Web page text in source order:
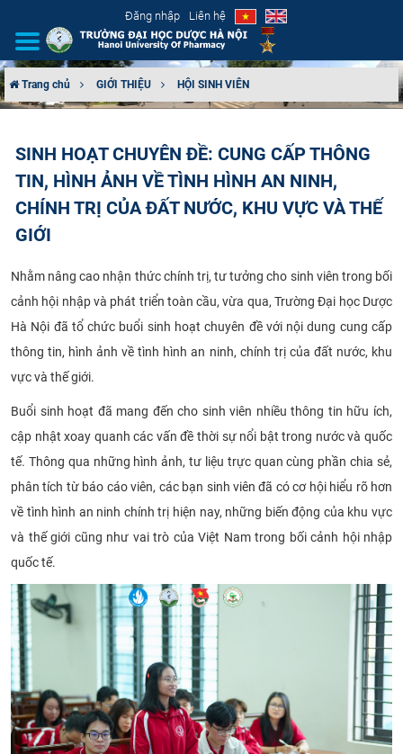
Đăng nhập Liên hệ
CƠ CẤU TỔ CHỨC
TUYỂN SINH
ĐẢM BẢO CHẤT LƯỢNG
KHOA HỌC CÔNG NGHỆ
HTQT
CỰU NGƯỜI HỌC
Trang chủ GIỚI THIỆU HỘI SINH VIÊN
SINH HOẠT CHUYÊN ĐỀ: CUNG CẤP THÔNG
TIN, HÌNH ẢNH VỀ TÌNH HÌNH AN NINH,
CHÍNH TRỊ CỦA ĐẤT NƯỚC, KHU VỰC VÀ THẾ
GIỚI
Nhằm nâng cao nhận thức chính trị, tư tưởng cho sinh viên trong bối
cảnh hội nhập và phát triển toàn cầu, vừa qua, Trường Đại học Dược
Hà Nội đã tổ chức buổi sinh hoạt chuyên đề với nội dung cung cấp
thông tin, hình ảnh về tình hình an ninh, chính trị của đất nước, khu
vực và thế giới.
Buổi sinh hoạt đã mang đến cho sinh viên nhiều thông tin hữu ích,
cập nhật xoay quanh các vấn đề thời sự nổi bật trong nước và quốc
tế. Thông qua những hình ảnh, tư liệu trực quan cùng phần chia sẻ,
phân tích từ báo cáo viên, các bạn sinh viên đã có cơ hội hiểu rõ hơn
về tình hình an ninh chính trị hiện nay, những biến động của khu vực
và thế giới cũng như vai trò của Việt Nam trong bối cảnh hội nhập
quốc tế.